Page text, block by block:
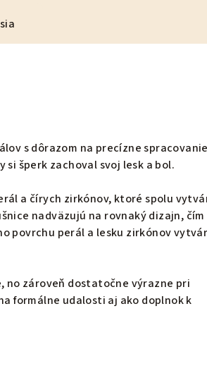
s dôrazom na precízne
šperk zachoval svoj lesk a bol.
a čírych zirkónov, ktoré spolu
nadväzujú na rovnaký dizajn,
povrchu perál a lesku zirkónov
no zároveň dostatočne výrazne pri
formálne udalosti aj ako doplnok k